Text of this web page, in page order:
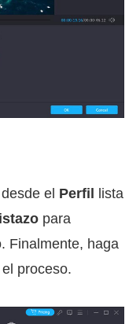
desde el Perfil
lista
para
Finalmente, haga
proceso.